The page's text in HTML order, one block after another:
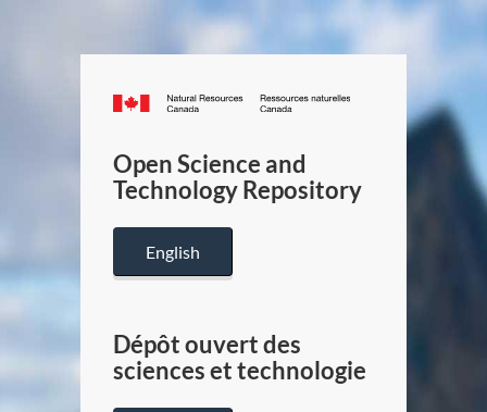
Canada.ca
/
Canada
Open Science and
Technology Repository
English
Dépôt ouvert des
sciences et technologie